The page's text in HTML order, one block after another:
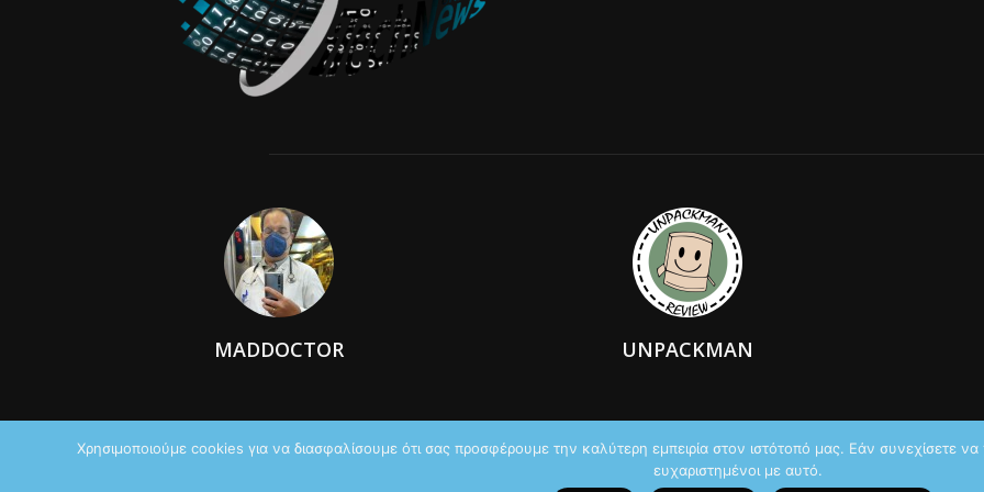
MADDOCTOR UNPACKMAN
Χρησιμοποιούμε cookies για να διασφαλίσουμε ότι σας προσφέρουμε την καλύτερη εμπειρία στον ιστότοπό μας. Εάν συνεχίσετε να
ευχαριστημένοι με αυτό.